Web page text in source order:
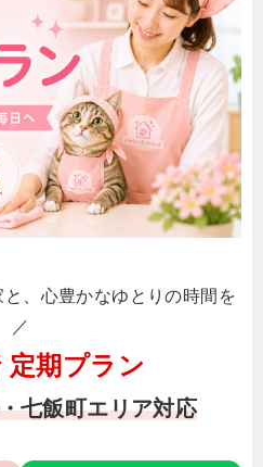
、心豊かなゆとりの時間を
／
定期プラン
七飯町エリア対応